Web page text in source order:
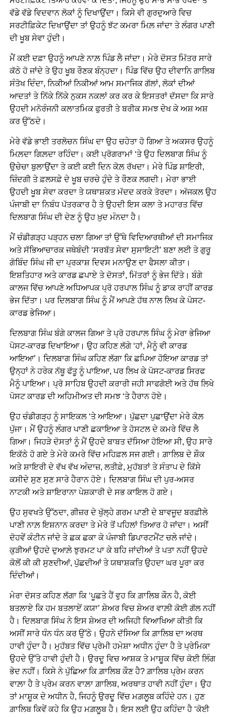
ਵੱਡੇ ਵੱਡੇ ਵਿਦਵਾਨ ਲੋਕਾਂ ਨੂੰ ਦਿਖਾਉਂਦਾ। ਕਿਸੇ ਵੀ ਗੁਰਦੁਆਰੇ ਵਿਚ
ਸਰਟੀਫ਼ਿਕੇਟ ਦਿਖਾਉਂਦਾ ਤਾਂ ਉਹਨੂੰ ਝੱਟ ਕਮਰਾ ਮਿਲ਼ ਜਾਂਦਾ ਤੇ ਲੰਗਰ ਪਾਣੀ
ਦੀ ਖੂਬ ਸੇਵਾ ਹੁੰਦੀ।
ਮੈਂ ਕਈ ਦਫ਼ਾ ਉਹਨੂੰ ਆਪਣੇ ਨਾਲ਼ ਪਿੰਡ ਲੈ ਜਾਂਦਾ। ਮੇਰੇ ਦੋਸਤ ਮਿੱਤਰ ਸਾਰੇ
ਕੱਠੇ ਹੋ ਜਾਂਦੇ ਤੇ ਉਹ ਖੂਬ ਰੌਣਕ ਬੰਨ੍ਹਦਾ। ਪਿੰਡ ਵਿੱਚ ਉਹ ਦੀਵਾਨਿ ਗਾਲਿਬ
ਸੰਤੋਖ ਦਿੰਦਾ, ਨਿਕੀਆਂ ਨਿਕੀਆਂ ਆਮ ਸਮਾਜਿਕ ਗੱਲਾਂ, ਲੋਕਾਂ ਦੀਆਂ
ਆਦਤਾਂ ਤੇ ਨਿੱਕੇ ਨਿੱਕੇ ਨੁਕਸ ਨਕਲਾਂ ਕਰ ਕਰ ਕੇ ਇਸਤਰਾਂ ਦੱਸਦਾ ਕਿ ਸਾਰੇ
ਉਹਦੀ ਮਨੋਰੰਜਨੀ ਕਲਾਤਮਿਕ ਫੁਰਤੀ ਤੇ ਬਰੀਕ ਸਮਝ ਦੇਖ ਕੇ ਅਸ਼ ਅਸ਼
ਕਰ ਉੱਠਦੇ।
ਮੇਰੇ ਵੱਡੇ ਭਾਈ ਤਰਲੋਚਨ ਸਿੰਘ ਦਾ ਉਹ ਚਹੇਤਾ ਹੋ ਗਿਆ ਤੇ ਅਕਸਰ ਉਹਨੂੰ
ਮਿਲ਼ਦਾ ਗਿਲ਼ਦਾ ਰਹਿੰਦਾ। ਕਈ ਪ੍ਰੋਗਰਾਮਾਂ ‘ਤੇ ਉਹ ਦਿਲਬਾਗ ਸਿੰਘ ਨੂੰ
ਉਚੇਚਾ ਬੁਲਾਉਂਦਾ ਤੇ ਕਈ ਕਈ ਦਿਨ ਕੋਲ਼ ਰੱਖਦਾ। ਮੇਰੇ ਪਿੰਡ ਸ਼ਾਇਰੀ,
ਜ਼ਿੰਦਗੀ ਤੇ ਫ਼ਲਸਫ਼ੇ ਦੇ ਖੂਬ ਚਰਚੇ ਹੁੰਦੇ ਤੇ ਰੌਣਕ ਲਗਦੀ। ਮੇਰਾ ਭਾਈ
ਉਹਦੀ ਖੂਬ ਸੇਵਾ ਕਰਦਾ ਤੇ ਯਥਾਸ਼ਕਤ ਮੱਦਦ ਕਰਕੇ ਤੋਰਦਾ। ਅੱਜਕਲ ਉਹ
ਪੰਜਾਬੀ ਦਾ ਨਿਬੰਧ ਪੱਤਰਕਾਰ ਹੈ ਤੇ ਉਹਦੀ ਇਸ ਕਲਾ ਤੇ ਮਹਾਰਤ ਵਿੱਚ
ਦਿਲਬਾਗ ਸਿੰਘ ਦੀ ਦੇਣ ਨੂੰ ਉਹ ਖ਼ੁਦ ਮੰਨਦਾ ਹੈ।
ਮੈਂ ਚੰਡੀਗੜ੍ਹ ਪੜ੍ਹਨ ਚਲਾ ਗਿਆ ਤਾਂ ਉੱਥੇ ਵਿਦਿਆਰਥੀਆਂ ਦੀ ਸਮਾਜਿਕ
ਅਤੇ ਸੱਭਿਆਚਾਰਕ ਜਥੇਬੰਦੀ ‘ਸਰਬੱਤ ਸੇਵਾ ਸੁਸਾਇਟੀ’ ਬਣਾ ਲਈ ਤੇ ਗੁਰੂ
ਗੋਬਿੰਦ ਸਿੰਘ ਜੀ ਦਾ ਪ੍ਰਕਾਸ਼ ਦਿਵਸ ਮਨਾਉਣ ਦਾ ਫੈਸਲਾ ਕੀਤਾ।
ਇਸ਼ਤਿਹਾਰ ਅਤੇ ਕਾਰਡ ਛਪਾਏ ਤੇ ਦੋਸਤਾਂ, ਮਿੱਤਰਾਂ ਨੂੰ ਭੇਜ ਦਿੱਤੇ। ਬੰਗੇ
ਕਾਲਜ ਵਿੱਚ ਆਪਣੇ ਅਧਿਆਪਕ ਪ੍ਰੋ ਹਰਪਾਲ ਸਿੰਘ ਨੂੰ ਡਾਕ ਰਾਹੀਂ ਕਾਰਡ
ਭੇਜ ਦਿੱਤਾ। ਪਰ ਦਿਲਬਾਗ ਸਿੰਘ ਨੂੰ ਮੈਂ ਆਪਣੇ ਹੱਥ ਨਾਲ ਲਿਖ ਕੇ ਪੋਸਟ-
ਕਾਰਡ ਭੇਜਿਆ।
ਦਿਲਬਾਗ ਸਿੰਘ ਬੰਗੇ ਕਾਲਜ ਗਿਆ ਤੇ ਪ੍ਰੋ ਹਰਪਾਲ ਸਿੰਘ ਨੂੰ ਮੇਰਾ ਭੇਜਿਆ
ਪੋਸਟ-ਕਾਰਡ ਦਿਖਾਇਆ। ਉਹ ਕਹਿਣ ਲੱਗੇ ‘ਹਾਂ, ਮੈਨੂੰ ਵੀ ਕਾਰਡ
ਆਇਆ’। ਦਿਲਬਾਗ ਸਿੰਘ ਕਹਿਣ ਲੱਗਾ ਕਿ ਛਪਿਆ ਹੋਇਆ ਕਾਰਡ ਤਾਂ
ਉਨ੍ਹਾਂ ਨੇ ਹਰੇਕ ਨੱਥੂ ਫੱਤੂ ਨੂੰ ਪਾਇਆ, ਪਰ ਲਿਖ ਕੇ ਪੋਸਟ-ਕਾਰਡ ਸਿਰਫ
ਮੈਨੂੰ ਪਾਇਆ। ਪ੍ਰੋ ਸਾਹਿਬ ਉਹਦੀ ਕਰਾਰੀ ਜਹੀ ਸਾਫਗੋਈ ਅਤੇ ਹੱਥ ਲਿਖੇ
ਪੋਸਟ ਕਾਰਡ ਦੀ ਅਹਿਮੀਅਤ ਦੀ ਸਮਝ ‘ਤੇ ਹੈਰਾਨ ਹੋਏ।
ਉਹ ਚੰਡੀਗੜ੍ਹ ਨੂੰ ਸਾਇਕਲ ‘ਤੇ ਆਇਆ। ਪੁੱਛਦਾ ਪੁਛਾਉਂਦਾ ਮੇਰੇ ਕੋਲ਼
ਪੁੱਜਾ। ਮੈਂ ਉਹਨੂੰ ਲੰਗਰ ਪਾਣੀ ਛਕਾਇਆ ਤੇ ਹੋਸਟਲ ਦੇ ਕਮਰੇ ਵਿੱਚ ਲੈ
ਗਿਆ। ਜਿਹੜੇ ਦੋਸਤਾਂ ਨੂੰ ਮੈਂ ਉਹਦੇ ਬਾਬਤ ਦੱਸਿਆ ਹੋਇਆ ਸੀ, ਉਹ ਸਾਰੇ
ਇਕੱਠੇ ਹੋ ਗਏ ਤੇ ਮੇਰੇ ਕਮਰੇ ਵਿੱਚ ਮਹਿਫ਼ਲ ਸਜ ਗਈ। ਗ਼ਾਲਿਬ ਦੇ ਸ਼ੌਕ
ਅਤੇ ਸ਼ਾਇਰੀ ਦੇ ਵੱਖ ਵੱਖ ਅੰਦਾਜ਼, ਲਤੀਫ਼ੇ, ਮੁਹੱਬਤਾਂ ਤੇ ਸੰਤਾਪ ਦੇ ਕਿੱਸੇ
ਕਸੀਦੇ ਸੁਣ ਸੁਣ ਸਾਰੇ ਹੈਰਾਨ ਹੋਏ। ਦਿਲਬਾਗ ਸਿੰਘ ਦੀ ਪੁਰ-ਅਸਰ
ਨਾਟਕੀ ਅਤੇ ਸ਼ਾਇਰਾਨਾ ਪੇਸ਼ਕਾਰੀ ਦੇ ਸਭ ਕਾਇਲ ਹੋ ਗਏ।
ਉਹ ਸੁਵਖਤੇ ਉੱਠਦਾ, ਗੀਜ਼ਰ ਦੇ ਖੁੱਲ੍ਹੇ ਗਰਮ ਪਾਣੀ ਦੇ ਬਾਵਜੂਦ ਬਰਫ਼ੀਲੇ
ਪਾਣੀ ਨਾਲ਼ ਇਸ਼ਨਾਨ ਕਰਦਾ ਤੇ ਮੇਰੇ ਤੋਂ ਪਹਿਲਾਂ ਤਿਆਰ ਹੋ ਜਾਂਦਾ। ਅਸੀਂ
ਦੋਹਵੇਂ ਕੰਟੀਨ ਜਾਂਦੇ ਤੇ ਛਕ ਛਕਾ ਕੇ ਪੰਜਾਬੀ ਡਿਪਾਰਟਮੈਂਟ ਚਲੇ ਜਾਂਦੇ।
ਕੁੜੀਆਂ ਉਹਦੇ ਦੁਆਲ਼ੇ ਝੁਰਮਟ ਪਾ ਕੇ ਬਹਿ ਜਾਂਦੀਆਂ ਤੇ ਪਤਾ ਨਹੀਂ ਉਹਦੇ
ਕੋਲੋਂ ਕੀ ਕੀ ਸੁਣਦੀਆਂ, ਪੁੱਛਦੀਆਂ ਤੇ ਯਥਾਸ਼ਕਤਿ ਉਹਦਾ ਘਰ ਪੂਰਾ ਕਰ
ਦਿੰਦੀਆਂ।
ਮੇਰਾ ਦੋਸਤ ਕਹਿਣ ਲੱਗਾ ਕਿ ‘ਪੂਛਤੇ ਹੈਂ ਵੁਹ ਕਿ ਗ਼ਾਲਿਬ ਕੌਨ ਹੈ, ਕੋਈ
ਬਤਲਾਏ ਕਿ ਹਮ ਬਤਲਾਏਂ ਕਯਾ’ ਸ਼ੇਅਰ ਵਿਚ ਸ਼ੇਅਰ ਵਾਲ਼ੀ ਕੋਈ ਗੱਲ ਨਹੀਂ
ਹੈ। ਦਿਲਬਾਗ ਸਿੰਘ ਨੇ ਇਸ ਸ਼ੇਅਰ ਦੀ ਅਜਿਹੀ ਵਿਆਖਿਆ ਕੀਤੀ ਕਿ
ਅਸੀਂ ਸਾਰੇ ਧੰਨ ਧੰਨ ਕਰ ਉੱਠੇ। ਉਹਨੇ ਦੱਸਿਆ ਕਿ ਗ਼ਾਲਿਬ ਦਾ ਅਰਥ
ਹਾਵੀ ਹੁੰਦਾ ਹੈ। ਮੁਹੱਬਤ ਵਿੱਚ ਪ੍ਰੇਮੀ ਹਮੇਸ਼ਾ ਅਧੀਨ ਹੁੰਦਾ ਹੈ ਤੇ ਪ੍ਰੇਮਿਕਾ
ਉਹਦੇ ਉੱਤੇ ਹਾਵੀ ਹੁੰਦੀ ਹੈ। ਉਰਦੂ ਵਿਚ ਆਸ਼ਕ ਤੇ ਮਾਸ਼ੂਕ ਵਿੱਚ ਕੋਈ ਲਿੰਗ
ਭੇਦ ਨਹੀਂ। ਕਿਸੇ ਨੇ ਪੁੱਛਿਆ ਕਿ ਗ਼ਾਲਿਬ ਕੌਣ ਹੈ? ਗ਼ਾਲਿਬ ਪ੍ਰੇਮ ਕਰਨ
ਵਾਲ਼ਾ ਹੈ ਤੇ ਪ੍ਰੇਮ ਕਰਨ ਵਾਲ਼ਾ ਗ਼ਾਲਿਬ, ਅਰਥਾਤ ਹਾਵੀ ਨਹੀਂ ਹੁੰਦਾ। ਉਹ
ਤਾਂ ਮਾਸ਼ੂਕ ਦੇ ਅਧੀਨ ਹੈ, ਜਿਹਨੂੰ ਉਰਦੂ ਵਿੱਚ ਮਗ਼ਲੂਬ ਕਹਿੰਦੇ ਹਨ। ਹੁਣ
ਗ਼ਾਲਿਬ ਕਿਵੇਂ ਕਹੇ ਕਿ ਉਹ ਮਗ਼ਲੂਬ ਹੈ। ਇਸ ਲਈ ਉਹ ਕਹਿੰਦਾ ਹੈ ‘ਕੋਈ